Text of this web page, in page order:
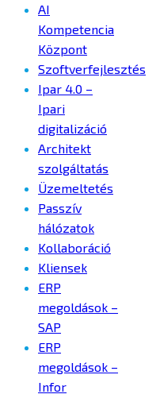
AI
Kompetencia
Központ
Szoftverfejlesztés
Ipar 4.0 –
Ipari
digitalizáció
Architekt
szolgáltatás
Üzemeltetés
Passzív
hálózatok
Kollaboráció
Kliensek
ERP
megoldások –
SAP
ERP
megoldások –
Infor